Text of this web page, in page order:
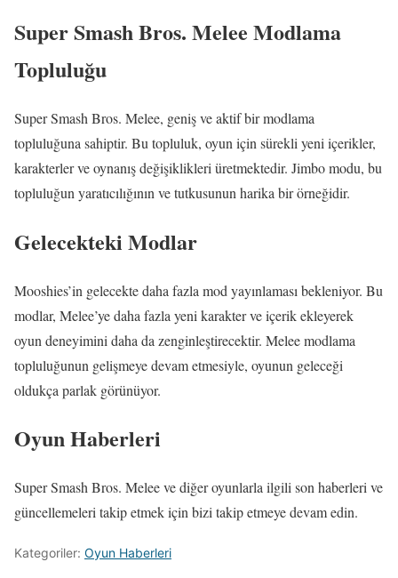
Super Smash Bros. Melee Modlama
Topluluğu
Super Smash Bros. Melee, geniş ve aktif bir modlama
topluluğuna sahiptir. Bu topluluk, oyun için sürekli yeni içerikler,
karakterler ve oynanış değişiklikleri üretmektedir. Jimbo modu, bu
topluluğun yaratıcılığının ve tutkusunun harika bir örneğidir.
Gelecekteki Modlar
Mooshies’in gelecekte daha fazla mod yayınlaması bekleniyor. Bu
modlar, Melee’ye daha fazla yeni karakter ve içerik ekleyerek
oyun deneyimini daha da zenginleştirecektir. Melee modlama
topluluğunun gelişmeye devam etmesiyle, oyunun geleceği
oldukça parlak görünüyor.
Oyun Haberleri
Super Smash Bros. Melee ve diğer oyunlarla ilgili son haberleri ve
güncellemeleri takip etmek için bizi takip etmeye devam edin.
Kategoriler: Oyun Haberleri